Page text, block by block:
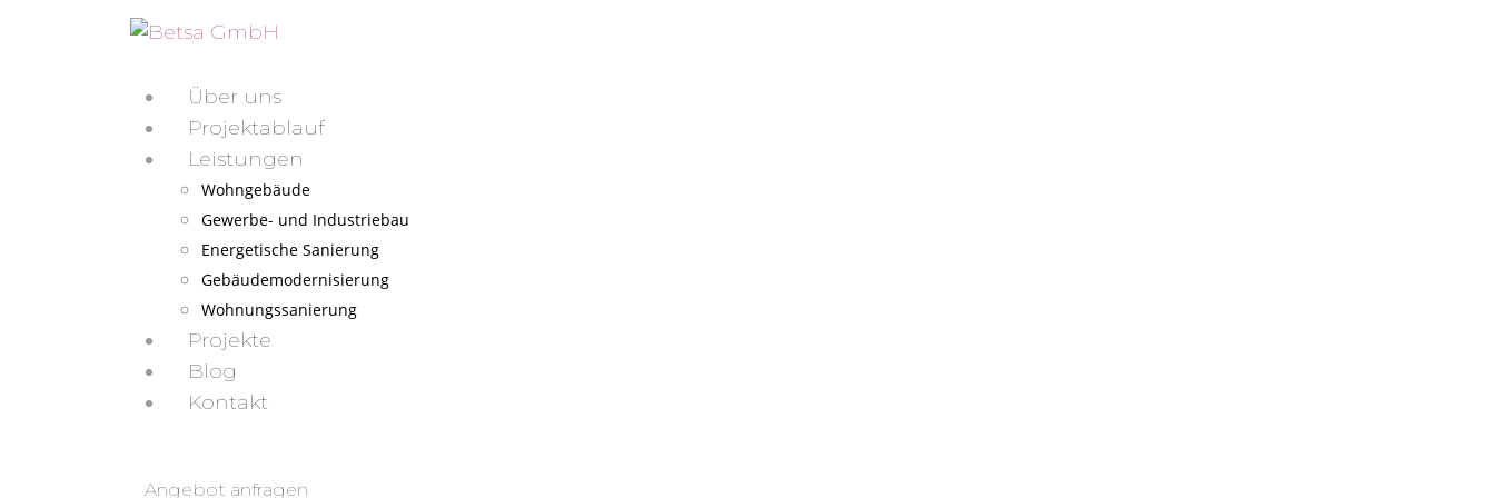
Über uns
Projektablauf
Leistungen
Wohngebäude
Gewerbe- und Industriebau
Energetische Sanierung
Gebäudemodernisierung
Wohnungssanierung
Projekte
Blog
Kontakt
Angebot anfragen